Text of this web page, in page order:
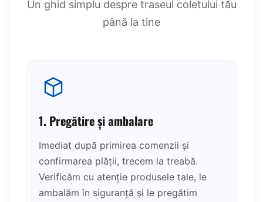
Un ghid simplu despre traseul coletului tău
până la tine
1. Pregătire și ambalare
Imediat după primirea comenzii și
confirmarea plății, trecem la treabă.
Verificăm cu atenție produsele tale, le
ambalăm în siguranță și le pregătim